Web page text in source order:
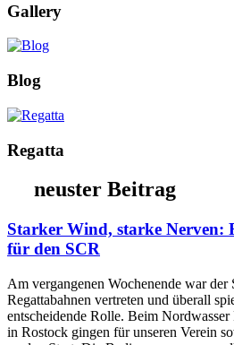
Gallery
Blog
Regatta
neuster Beitrag
Starker Wind, starke Nerven:
für den SCR
Am vergangenen Wochenende war der
Regattabahnen vertreten und überall
entscheidende Rolle. Beim
in Rostock gingen für unseren Verein